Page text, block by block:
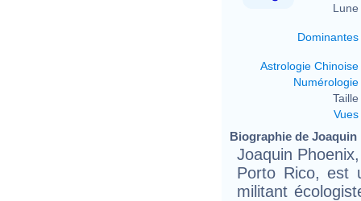
Lune
Dominantes
Astrologie Chinoise
Numérologie
Taille
Vues
Biographie de
Joaquin
Porto Rico, est
militant